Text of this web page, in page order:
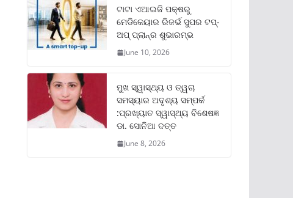
ଟାଟା ଏଆଇଜି ପକ୍ଷରୁ
ମେଡିକେୟାର ରିଜର୍ଭ ସୁପର ଟପ୍‌-
ଅପ୍ ପ୍ଲାନ୍‌ର ଶୁଭାରମ୍ଭ
June 10, 2026
ମୁଖ ସ୍ୱାସ୍ଥ୍ୟ ଓ ତ୍ୱଚା
ସମସ୍ୟାର ଅଦୃଶ୍ୟ ସମ୍ପର୍କ
:ପ୍ରଖ୍ୟାତ ସ୍ୱାସ୍ଥ୍ୟ ବିଶେଷଜ୍ଞ
ଡା. ସୋନିଆ ଦତ୍ତ
June 8, 2026